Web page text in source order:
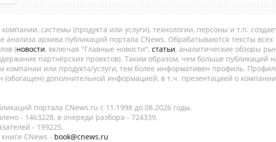
системы (продукта или услуги), технологии, персоны и т.п.
анализа архива публикаций портала CNews. Обрабатываются тексты всех
(новости, включая "Главные новости", статьи, аналитические обзоры
партнёрских проектов). Таким образом, чем больше публикаций
компании или продукта/услуги, тем более информативен профиль.
(обогащен) дополнительной информацией, в т.ч. презентацией о
портала CNews.ru c 11.1998 до 08.2026 годы.
- 1463228, в очереди разбора - 724339.
- 199225.
CNews - book@cnews.ru